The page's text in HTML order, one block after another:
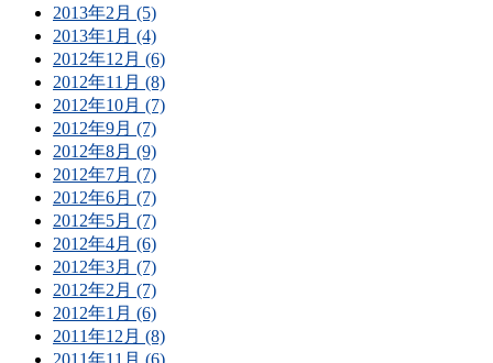
2013年2月 (5)
2013年1月 (4)
2012年12月 (6)
2012年11月 (8)
2012年10月 (7)
2012年9月 (7)
2012年8月 (9)
2012年7月 (7)
2012年6月 (7)
2012年5月 (7)
2012年4月 (6)
2012年3月 (7)
2012年2月 (7)
2012年1月 (6)
2011年12月 (8)
2011年11月 (6)